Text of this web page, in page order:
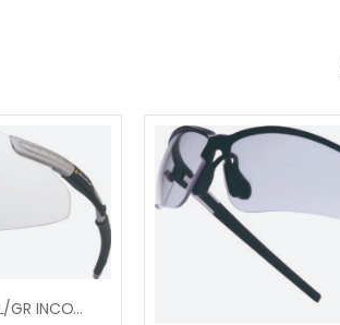
LUNETTE THUNDER BL/GR INCOLORE